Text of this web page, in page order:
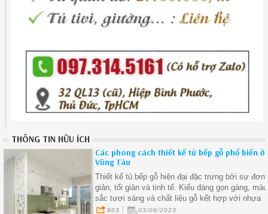
THÔNG TIN HỮU ÍCH
Các phong cách thiết kế tủ bếp gỗ phổ biến ở
Vũng Tàu
Thiết kế tủ bếp gỗ hiện đại đặc trưng bởi sự đơn
giản, tối giản và tinh tế. Kiểu dáng gọn gàng, màu
sắc tươi sáng và chất liệu gỗ kết hợp với nhựa
hoặc kim loại làm cho tủ bếp gỗ hiện đại trở nên
803 03/08/2023